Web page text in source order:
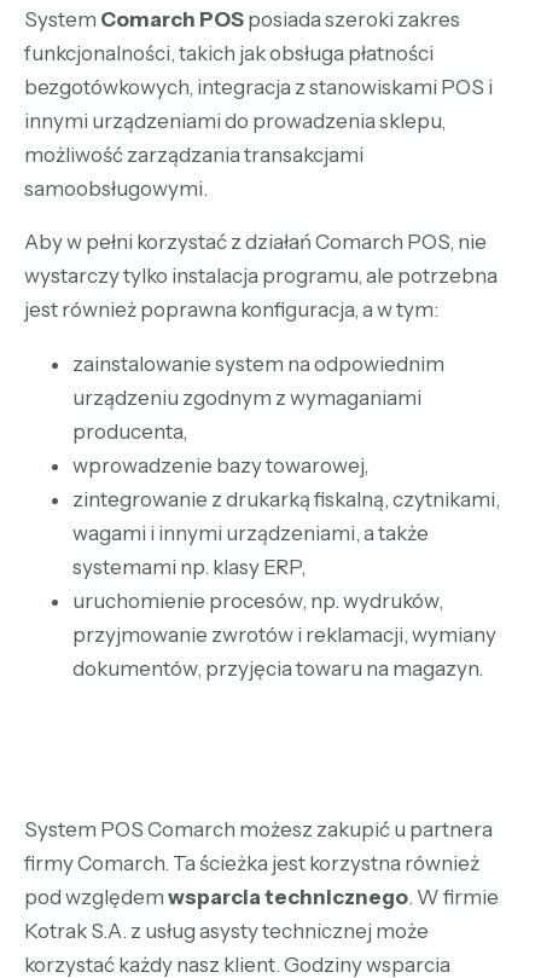
System Comarch POS posiada szeroki zakres
funkcjonalności, takich jak obsługa płatności
bezgotówkowych, integracja z stanowiskami POS i
innymi urządzeniami do prowadzenia sklepu,
możliwość zarządzania transakcjami
samoobsługowymi.
Aby w pełni korzystać z działań Comarch POS, nie
wystarczy tylko instalacja programu, ale potrzebna
jest również poprawna konfiguracja, a w tym:
zainstalowanie system na odpowiednim
urządzeniu zgodnym z wymaganiami
producenta,
wprowadzenie bazy towarowej,
zintegrowanie z drukarką fiskalną, czytnikami,
wagami i innymi urządzeniami, a także
systemami np. klasy ERP,
uruchomienie procesów, np. wydruków,
przyjmowanie zwrotów i reklamacji, wymiany
dokumentów, przyjęcia towaru na magazyn.
System POS Comarch możesz zakupić u partnera
firmy Comarch. Ta ścieżka jest korzystna również
pod względem wsparcia technicznego. W firmie
Kotrak S.A. z usług asysty technicznej może
korzystać każdy nasz klient. Godziny wsparcia